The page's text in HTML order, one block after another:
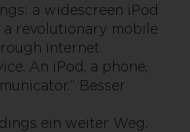
a widescreen iPod
revolutionary mobile
internet
An iPod, a phone,
Besser
ein weiter Weg.